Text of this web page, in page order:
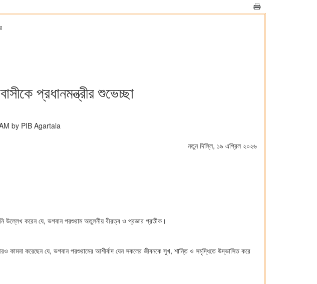
প্রধানমন্ত্রীর শুভেচ্ছা
by PIB Agartala
নতুন দিল্লি, ১৯ এপ্রিল ২০২৬
উল্লেখ করেন যে, ভগবান পরশুরাম অতুলনীয় বীরত্ব ও প্রজ্ঞার প্রতীক।
কামনা করেছেন যে, ভগবান পরশুরামের আশীর্বাদ যেন সকলের জীবনকে সুখ, শান্তি ও সমৃদ্ধিতে উদ্ভাসিত করে